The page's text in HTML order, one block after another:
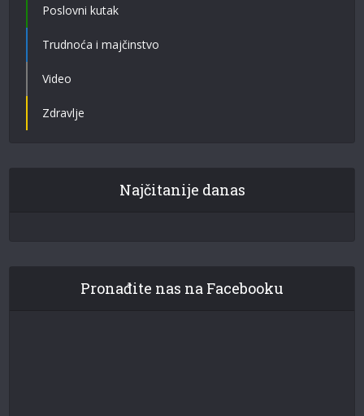
Poslovni kutak
Trudnoća i majčinstvo
Video
Zdravlje
Najčitanije danas
Pronađite nas na Facebooku